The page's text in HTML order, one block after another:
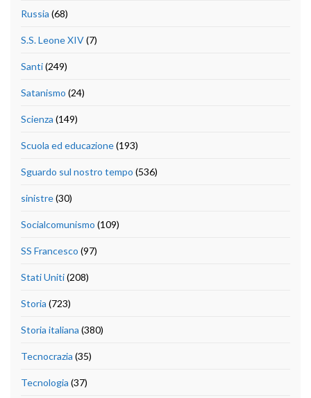
Russia (68)
S.S. Leone XIV(7)
Santi(249)
Satanismo (24)
Scienza (149)
Scuola ed educazione(193)
Sguardo sul nostro tempo (536)
sinistre(30)
Socialcomunismo (109)
SS Francesco (97)
Stati Uniti(208)
Storia (723)
Storia italiana (380)
Tecnocrazia (35)
Tecnologia (37)